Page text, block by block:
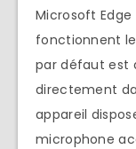
Microsoft
fonctionnent
par défaut est
directement
appareil
microphone